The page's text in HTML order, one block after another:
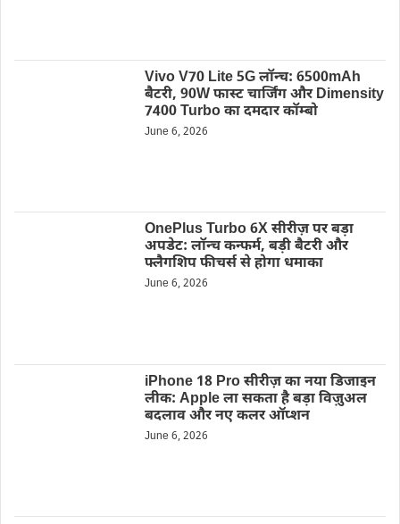
Vivo V70 Lite 5G लॉन्च: 6500mAh
बैटरी, 90W फास्ट चार्जिंग और Dimensity
7400 Turbo का दमदार कॉम्बो
June 6, 2026
OnePlus Turbo 6X सीरीज़ पर बड़ा
अपडेट: लॉन्च कन्फर्म, बड़ी बैटरी और
फ्लैगशिप फीचर्स से होगा धमाका
June 6, 2026
iPhone 18 Pro सीरीज़ का नया डिजाइन
लीक: Apple ला सकता है बड़ा विज़ुअल
बदलाव और नए कलर ऑप्शन
June 6, 2026